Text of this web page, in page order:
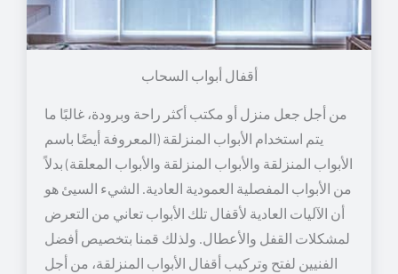
أقفال أبواب السحاب
من أجل جعل منزل أو مكتب أكثر راحة وبرودة، غالبًا ما
يتم استخدام الأبواب المنزلقة (المعروفة أيضًا باسم
الأبواب المنزلقة والأبواب المنزلقة والأبواب المعلقة) بدلاً
من الأبواب المفصلية العمودية العادية. الشيء السيئ هو
أن الآليات العادية لأقفال تلك الأبواب تعاني من التعرض
لمشكلات القفل والأعطال. ولذلك قمنا بتخصيص أفضل
الفنيين لفتح وتركيب أقفال الأبواب المنزلقة، من أجل